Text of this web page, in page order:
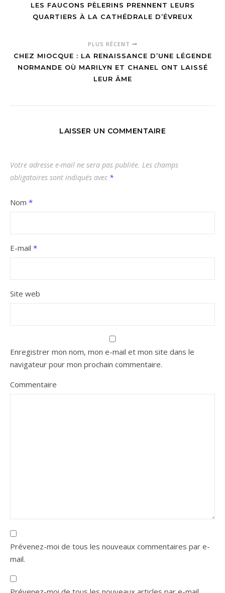
LES FAUCONS PÈLERINS PRENNENT LEURS
QUARTIERS À LA CATHÉDRALE D’ÉVREUX
PLUS RÉCENT
CHEZ MIOCQUE : LA RENAISSANCE D’UNE LÉGENDE
NORMANDE OÙ MARILYN ET CHANEL ONT LAISSÉ
LEUR ÂME
LAISSER UN COMMENTAIRE
Votre adresse e-mail ne sera pas publiée. Les champs
obligatoires sont indiqués avec *
Nom *
E-mail *
Site web
Enregistrer mon nom, mon e-mail et mon site dans le
navigateur pour mon prochain commentaire.
Commentaire
Prévenez-moi de tous les nouveaux commentaires par e-
mail.